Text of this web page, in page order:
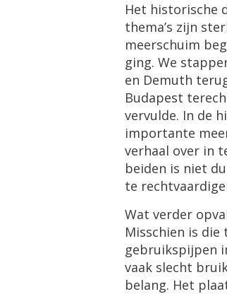
Het historische
thema’s zijn
meerschuim
ging. We
en Demuth
Budapest
vervulde. In de
importante
verhaal over in
beiden is niet
te
Wat verder
Misschien is die
gebruikspijpen
vaak slecht
belang. Het